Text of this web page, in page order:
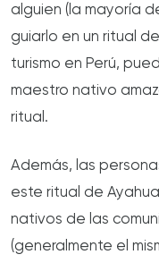
alguien (la mayoría
guiarlo en un ritual
turismo en Perú,
maestro nativo
ritual.
Además, las
este ritual de
nativos de las
(generalmente el